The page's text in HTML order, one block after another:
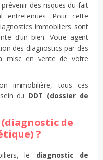
prévenir des risques du fait
entretenues. Pour cette
immobiliers sont
d’un bien. Votre agent
des diagnostics par des
mise en vente de votre
immobilière, tous ces
du DDT (dossier de
(diagnostic de
?
le diagnostic de